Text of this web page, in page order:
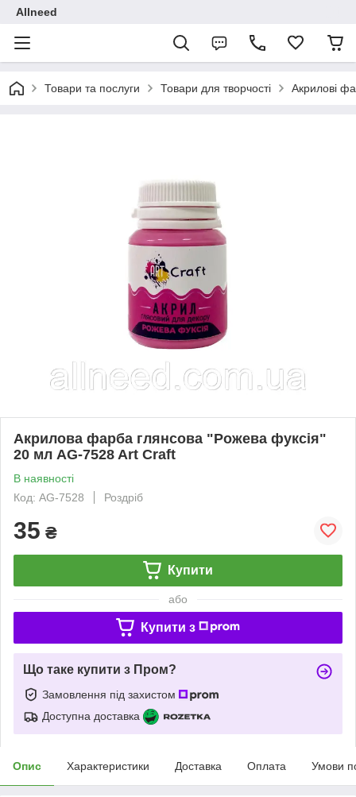
Allneed
Товари та послуги Товари для творчості Акрилові
Акрилова фарба глянсова "Рожева фуксія"
20 мл AG-7528 Art Craft
В наявності
Код: AG-7528
Роздріб
35 ₴
Купити
або
Купити з
Що таке купити з Пром?
Замовлення під захистом
Доступна доставка
Опис Характеристики Доставка Оплата Умови